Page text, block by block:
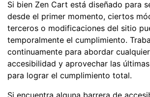
Si bien Zen Cart está diseñado para
desde el primer momento, ciertos
terceros o modificaciones del sitio
temporalmente el cumplimiento.
continuamente para abordar
accesibilidad y aprovechar las
para lograr el cumplimiento total.
Si encuentra alguna barrera de